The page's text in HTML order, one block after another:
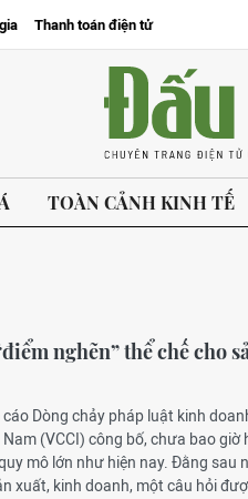
Thanh toán điện tử
TOÀN CẢNH KINH TẾ
nghẽn” thể chế cho
cáo Dòng chảy pháp luật kinh
(VCCI) công bố, chưa bao
mô lớn như hiện nay. Đằng sau
xuất, kinh doanh, một câu hỏi